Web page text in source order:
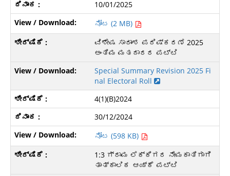
10/01/2025
ನೋಟ (2 MB)
ವಿಶೇಷ ಸಾರಾಂಶ ಪರಿಷ್ಕರಣೆ 2025
ಅಂತಿಮ ಮತದಾರರ ಪಟ್ಟಿ
Special Summary Revision 2025 Fi
nal Electoral Roll
4(1)(B)2024
30/12/2024
ನೋಟ (598 KB)
1:3 ಗ್ರಾಮ ಲೆಕ್ಕಿಗರ ನೇಮಕಾತಿಗಾಗಿ
ತಾತ್ಕಾಲಿಕ ಆಯ್ಕೆ ಪಟ್ಟಿ